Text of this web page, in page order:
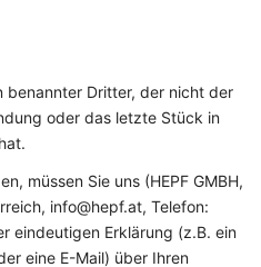
benannter Dritter, der nicht der
oder das letzte Stück in
müssen Sie uns (HEPF GMBH,
info@hepf.at, Telefon:
eindeutigen Erklärung (z.B. ein
eine E-Mail) über Ihren